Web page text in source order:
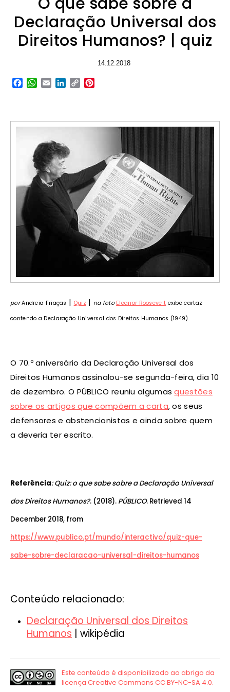
Declaração Universal dos
Direitos Humanos? | quiz
14.12.2018
Facebook
WhatsApp
EmailLinkedIn
Copy
porAndreia Friaças | Quiz | na foto Eleanor Roosevelt exibe cartaz
contendo a Declaração Universal dos Direitos Humanos (1949).
O 70.º aniversário da Declaração Universal dos
Direitos Humanos assinalou-se segunda-feira, dia 10
de dezembro. O PÚBLICO reuniu algumasquestões
sobre os artigos que compõem a carta, os seus
defensores e abstencionistas e ainda sobre quem
a deveria ter escrito.
Referência: Quiz: o que sabe sobre a Declaração Universal
dos Direitos Humanos?. (2018). PÚBLICO. Retrieved 14
December 2018, from
https://www.publico.pt/mundo/interactivo/quiz-que-
sabe-sobre-declaracao-universal-direitos-humanos
Conteúdo relacionado:
Declaração Universal dos Direitos
Humanos | wikipédia